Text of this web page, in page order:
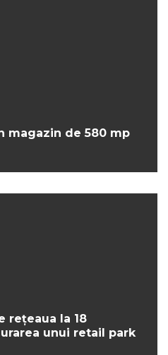
magazin de 580 mp
rețeaua la 18
unui retail park